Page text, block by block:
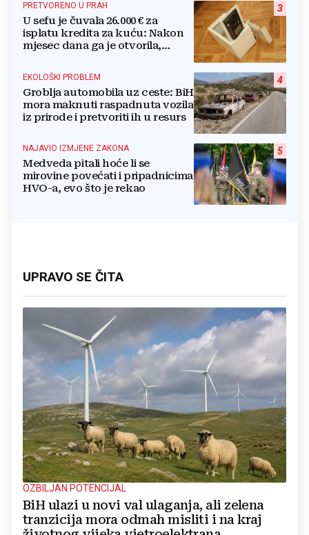
3
PRETVORENO U PRAH
U sefu je čuvala 26.000 € za
isplatu kredita za kuću: Nakon
mjesec dana ga je otvorila,
4
EKOLOŠKI PROBLEM
Groblja automobila uz ceste: BiH
mora maknuti raspadnuta vozila
iz prirode i pretvoriti ih u resurs
5
NAJAVIO IZMJENE ZAKONA
Medveda pitali hoće li se
mirovine povećati i pripadnicima
HVO-a, evo što je rekao
UPRAVO SE ČITA
OZBILJAN POTENCIJAL
BiH ulazi u novi val ulaganja, ali zelena
tranzicija mora odmah misliti i na kraj